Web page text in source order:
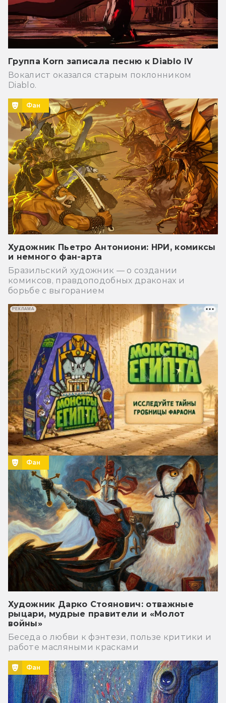
Группа Korn записала песню к Diablo IV
Вокалист оказался старым поклонником
Diablo.
Фан
Художник Пьетро Антониони: НРИ, комиксы
и немного фан-арта
Бразильский художник — о создании
комиксов, правдоподобных драконах и
борьбе с выгоранием
Фан
Художник Дарко Стоянович: отважные
рыцари, мудрые правители и «Молот
войны»
Беседа о любви к фэнтези, пользе критики и
работе масляными красками
Фан
РЕКЛАМА